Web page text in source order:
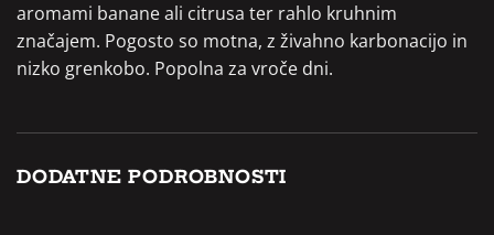
aromami banane ali citrusa ter rahlo kruhnim
značajem. Pogosto so motna, z živahno karbonacijo in
nizko grenkobo. Popolna za vroče dni.
DODATNE PODROBNOSTI